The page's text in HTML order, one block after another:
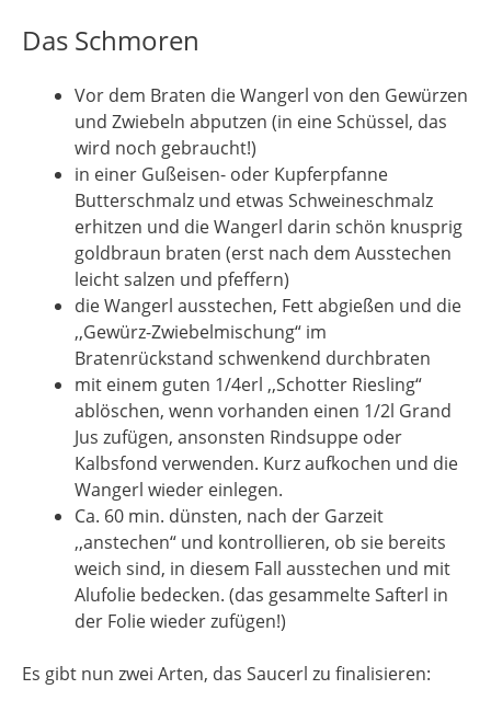
Das Schmoren
Vor dem Braten die Wangerl von den Gewürzen
und Zwiebeln abputzen (in eine Schüssel, das
wird noch gebraucht!)
in einer Gußeisen- oder Kupferpfanne
Butterschmalz und etwas Schweineschmalz
erhitzen und die Wangerl darin schön knusprig
goldbraun braten (erst nach dem Ausstechen
leicht salzen und pfeffern)
die Wangerl ausstechen, Fett abgießen und die
,,Gewürz-Zwiebelmischung“ im
Bratenrückstand schwenkend durchbraten
mit einem guten 1/4erl ,,Schotter Riesling“
ablöschen, wenn vorhanden einen 1/2l Grand
Jus zufügen, ansonsten Rindsuppe oder
Kalbsfond verwenden. Kurz aufkochen und die
Wangerl wieder einlegen.
Ca. 60 min. dünsten, nach der Garzeit
,,anstechen“ und kontrollieren, ob sie bereits
weich sind, in diesem Fall ausstechen und mit
Alufolie bedecken. (das gesammelte Safterl in
der Folie wieder zufügen!)
Es gibt nun zwei Arten, das Saucerl zu finalisieren: